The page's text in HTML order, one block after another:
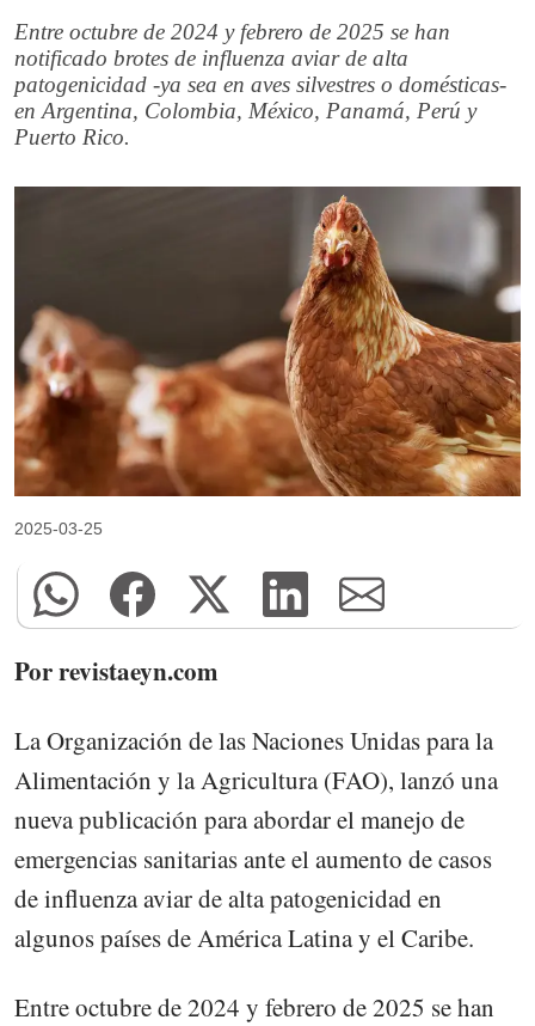
Entre octubre de 2024 y febrero de 2025 se han
notificado brotes de influenza aviar de alta
patogenicidad -ya sea en aves silvestres o domésticas-
en Argentina, Colombia, México, Panamá, Perú y
Puerto Rico.
2025-03-25
Por revistaeyn.com
La Organización de las Naciones Unidas para la
Alimentación y la Agricultura (FAO), lanzó una
nueva publicación para abordar el manejo de
emergencias sanitarias ante el aumento de casos
de influenza aviar de alta patogenicidad en
algunos países de América Latina y el Caribe.
Entre octubre de 2024 y febrero de 2025 se han